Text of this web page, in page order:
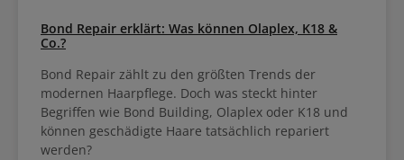
Bond Repair erklärt: Was können Olaplex, K18 &
Co.?
Bond Repair zählt zu den größten Trends der
modernen Haarpflege. Doch was steckt hinter
Begriffen wie Bond Building, Olaplex oder K18 und
können geschädigte Haare tatsächlich repariert
werden?